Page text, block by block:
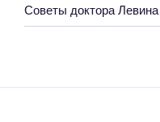
Советы доктора Левина